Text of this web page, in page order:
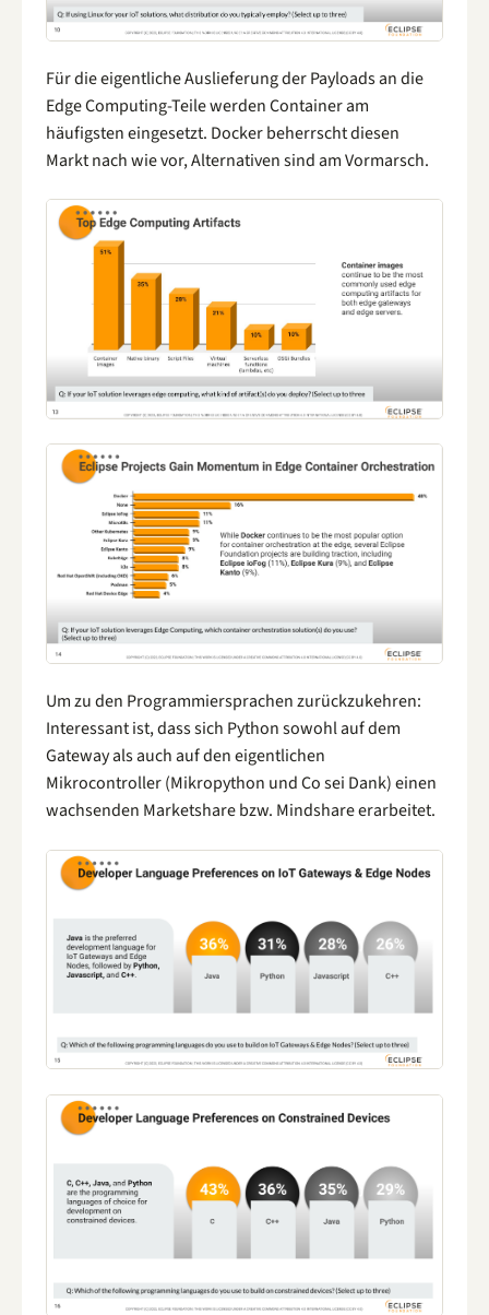
Für die eigentliche Auslieferung der Payloads an die
Edge Computing-Teile werden Container am
häufigsten eingesetzt. Docker beherrscht diesen
Markt nach wie vor, Alternativen sind am Vormarsch.
Um zu den Programmiersprachen zurückzukehren:
Interessant ist, dass sich Python sowohl auf dem
Gateway als auch auf den eigentlichen
Mikrocontroller (Mikropython und Co sei Dank) einen
wachsenden Marketshare bzw. Mindshare erarbeitet.